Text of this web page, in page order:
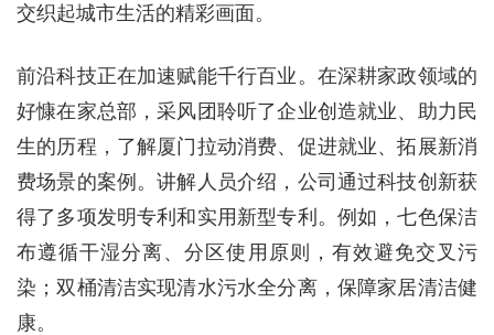
交织起城市生活的精彩画面。
前沿科技正在加速赋能千行百业。在深耕家政领域的
好慷在家总部，采风团聆听了企业创造就业、助力民
生的历程，了解厦门拉动消费、促进就业、拓展新消
费场景的案例。讲解人员介绍，公司通过科技创新获
得了多项发明专利和实用新型专利。例如，七色保洁
布遵循干湿分离、分区使用原则，有效避免交叉污
染；双桶清洁实现清水污水全分离，保障家居清洁健
康。